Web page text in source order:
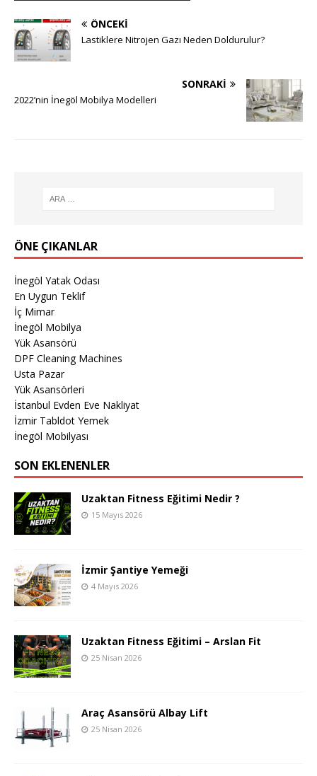
ÖNCEKI
Lastiklere Nitrojen Gazı Neden Doldurulur?
SONRAKI
2022’nin İnegöl Mobilya Modelleri
ÖNE ÇIKANLAR
İnegöl Yatak Odası
En Uygun Teklif
İç Mimar
İnegöl Mobilya
Yük Asansörü
DPF Cleaning Machines
Usta Pazar
Yük Asansörleri
İstanbul Evden Eve Nakliyat
İzmir Tabldot Yemek
İnegöl Mobilyası
SON EKLENENLER
Uzaktan Fitness Eğitimi Nedir ?
15 Mayıs 2026
İzmir Şantiye Yemeği
4 Mayıs 2026
Uzaktan Fitness Eğitimi – Arslan Fit
25 Nisan 2026
Araç Asansörü Albay Lift
25 Nisan 2026